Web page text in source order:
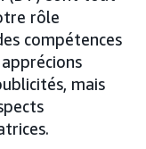
rôle
compétences
mais